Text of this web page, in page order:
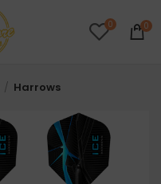
0 0
Harrows